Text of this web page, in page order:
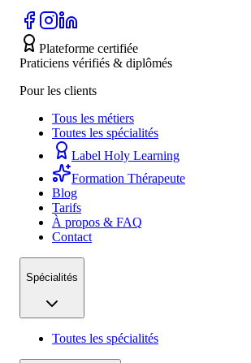
Plateforme certifiée
Praticiens vérifiés & diplômés
Pour les clients
Tous les métiers
Toutes les spécialités
Label Holy Learning
Formation Thérapeute
Blog
Tarifs
À propos & FAQ
Contact
Spécialités
Toutes les spécialités